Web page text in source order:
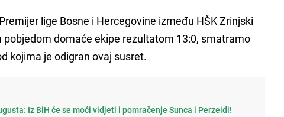
lige Bosne i Hercegovine između HŠK Zrinjski
pobjedom domaće ekipe rezultatom 13:0, smatramo
kojima je odigran ovaj susret.
Iz BiH će se moći vidjeti i pomračenje Sunca i Perzeidi!